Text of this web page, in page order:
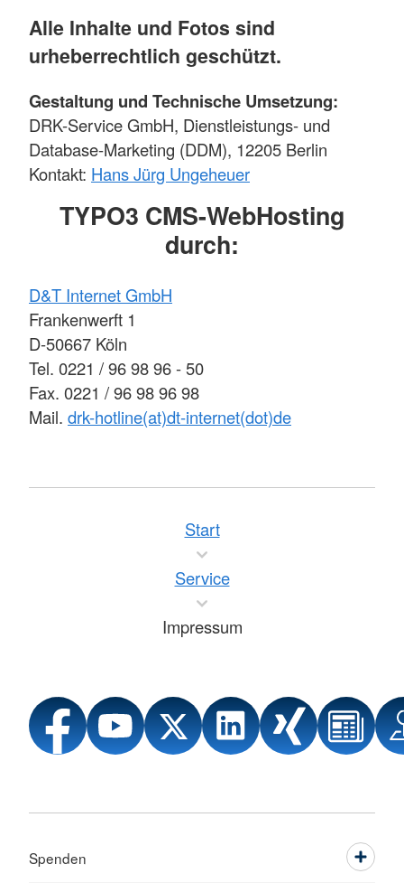
Alle Inhalte und Fotos sind
urheberrechtlich geschützt.
Gestaltung und Technische Umsetzung:
DRK-Service GmbH, Dienstleistungs- und
Database-Marketing (DDM), 12205 Berlin
Kontakt: Hans Jürg Ungeheuer
TYPO3 CMS-WebHosting
durch:
D&T Internet GmbH
Frankenwerft 1
D-50667 Köln
Tel. 0221 / 96 98 96 - 50
Fax. 0221 / 96 98 96 98
Mail. drk-hotline(at)dt-internet(dot)de
Start
Service
Impressum
Spenden